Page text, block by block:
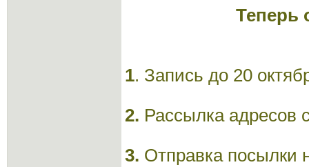
Теперь
1. Запись до 20
2. Рассылка адресов
3. Отправка посылки